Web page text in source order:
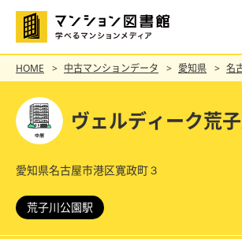
HOME 中古マンションデータ 愛知県 名
ヴェルディーク荒
愛知県名古屋市港区寛政町３
荒子川公園駅